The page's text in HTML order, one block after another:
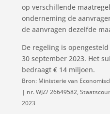
op verschillende
onderneming de
de aanvragen dezelfde
De regeling is
30 september 2023. Het
bedraagt € 14 miljoen.
Bron: Ministerie van
| nr. WJZ/ 26649582,
2023